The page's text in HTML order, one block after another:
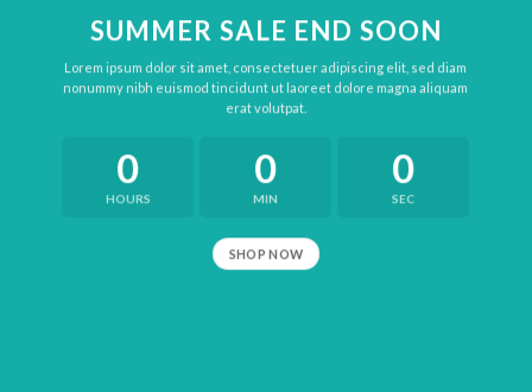
SUMMER SALE END SOON
Lorem ipsum dolor sit amet, consectetuer adipiscing elit, sed diam
nonummy nibh euismod tincidunt ut laoreet dolore magna aliquam
erat volutpat.
0
HOURS
0
MIN
0
SEC
SHOP NOW